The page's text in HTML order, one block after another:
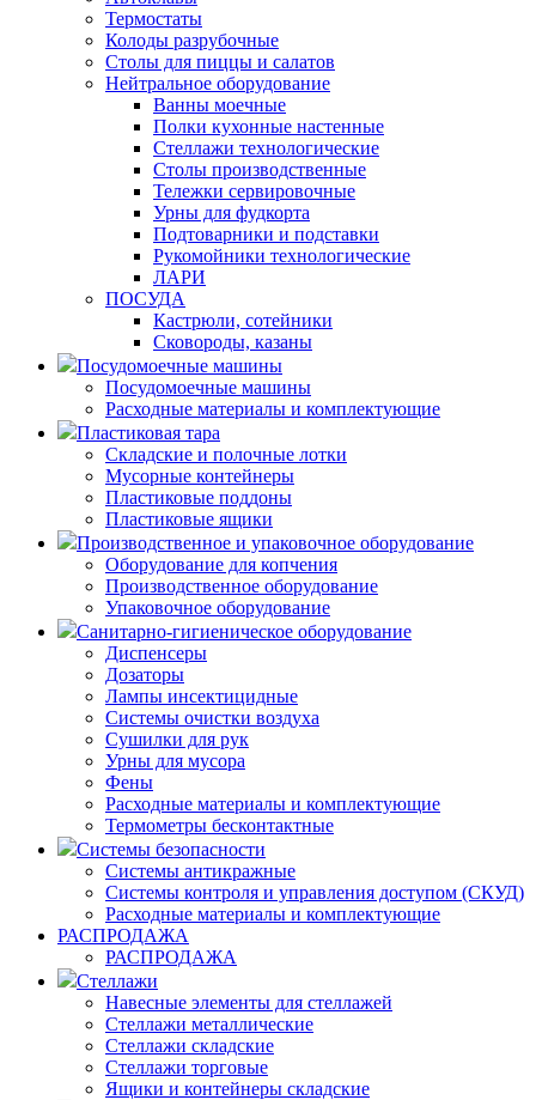
Термостаты
Колоды разрубочные
Столы для пиццы и салатов
Нейтральное оборудование
Ванны моечные
Полки кухонные настенные
Стеллажи технологические
Столы производственные
Тележки сервировочные
Урны для фудкорта
Подтоварники и подставки
Рукомойники технологические
ЛАРИ
ПОСУДА
Кастрюли, сотейники
Сковороды, казаны
Посудомоечные машины
Посудомоечные машины
Расходные материалы и комплектующие
Пластиковая тара
Складские и полочные лотки
Мусорные контейнеры
Пластиковые поддоны
Пластиковые ящики
Производственное и упаковочное оборудование
Оборудование для копчения
Производственное оборудование
Упаковочное оборудование
Санитарно-гигиеническое оборудование
Диспенсеры
Дозаторы
Лампы инсектицидные
Системы очистки воздуха
Сушилки для рук
Урны для мусора
Фены
Расходные материалы и комплектующие
Термометры бесконтактные
Системы безопасности
Системы антикражные
Системы контроля и управления доступом (СКУД)
Расходные материалы и комплектующие
РАСПРОДАЖА
РАСПРОДАЖА
Стеллажи
Навесные элементы для стеллажей
Стеллажи металлические
Стеллажи складские
Стеллажи торговые
Ящики и контейнеры складские